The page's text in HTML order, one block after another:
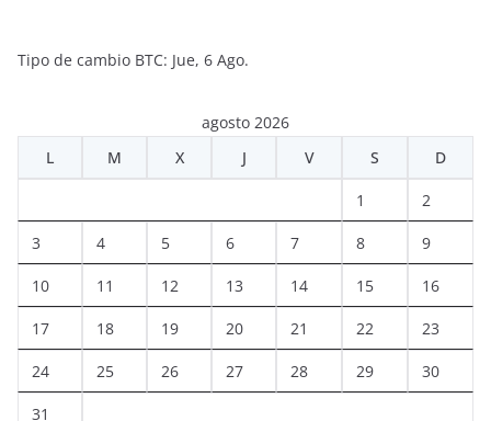
Tipo de cambio BTC: Jue, 6 Ago.
agosto 2026
L
M X J V S D
1 2
3 4 5 6 7 8 9
10 11 12 13 14 15 16
17 18 19 20 21 22 23
24 25 26 27 28 29 30
31